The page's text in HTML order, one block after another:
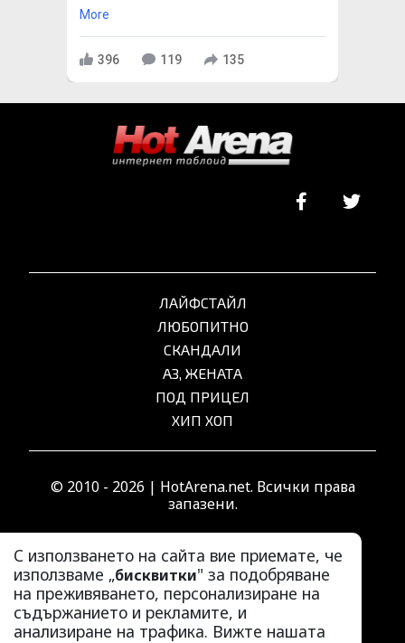
More
396 119 135
С използването на сайта вие приемате, че
използваме „бисквитки" за подобряване
на преживяването, персонализиране на
съдържанието и рекламите, и
анализиране на трафика. Вижте нашата
ЛАЙФСТАЙЛ
ЛЮБОПИТНО
СКАНДАЛИ
АЗ, ЖЕНАТА
ПОД ПРИЦЕЛ
ХИП ХОП
© 2010 - 2026 | HotArena.net. Всички права
запазени.
РЕКЛАМА
КОНТАКТИ
ОБЩИ УСЛОВИЯ
ПОЛИТИКА ЗА ПОВЕРИТЕЛНОСТ